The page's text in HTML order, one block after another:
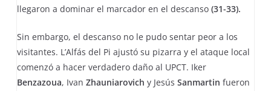
llegaron a dominar el marcador en el descanso(31-33).
Sin embargo, el descanso no le pudo sentar peor a los
visitantes. L’Alfás del Pi ajustó su pizarra y el ataque local
comenzó a hacer verdadero daño al UPCT. Iker
Benzazoua, IvanZhauniarovich y JesúsSanmartin fueron